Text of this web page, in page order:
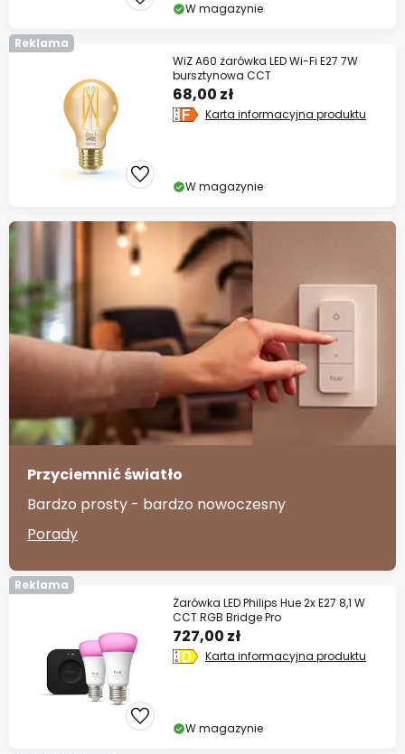
W magazynie
Reklama
WiZ A60 żarówka LED Wi-Fi E27 7W
bursztynowa CCT
68,00 zł
Karta informacyjna produktu
W magazynie
Przyciemnić światło
Bardzo prosty - bardzo nowoczesny
Porady
Reklama
Żarówka LED Philips Hue 2x E27 8,1 W
CCT RGB Bridge Pro
727,00 zł
Karta informacyjna produktu
W magazynie